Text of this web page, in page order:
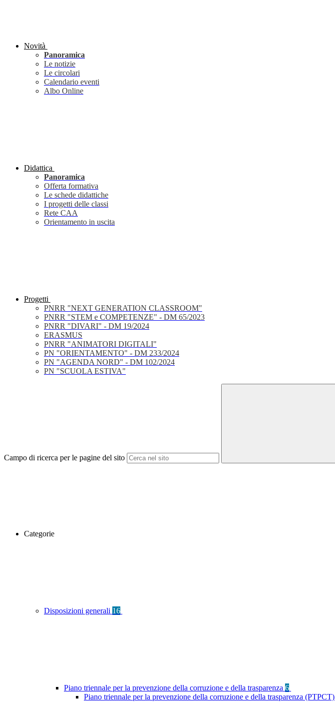
Novità
Panoramica
Le notizie
Le circolari
Calendario eventi
Albo Online
Didattica
Panoramica
Offerta formativa
Le schede didattiche
I progetti delle classi
Rete CAA
Orientamento in uscita
Progetti
PNRR "NEXT GENERATION CLASSROOM"
PNRR "STEM e COMPETENZE" - DM 65/2023
PNRR "DIVARI" - DM 19/2024
ERASMUS
PNRR "ANIMATORI DIGITALI"
PN "ORIENTAMENTO" - DM 233/2024
PN "AGENDA NORD" - DM 102/2024
PN "SCUOLA ESTIVA"
Campo di ricerca per le pagine del sito
Categorie
Disposizioni generali 16
Piano triennale per la prevenzione della corruzione e della trasparenza 6
Piano triennale per la prevenzione della corruzione e della trasparenza (PTPCT)